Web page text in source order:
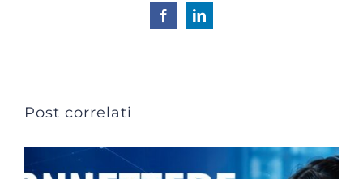
FacebookLinkedIn
Post correlati